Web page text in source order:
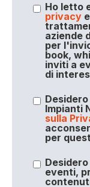
Ho letto
privacye
aziende
per
book,
inviti a
di
Impianti
sulla
per
eventi,